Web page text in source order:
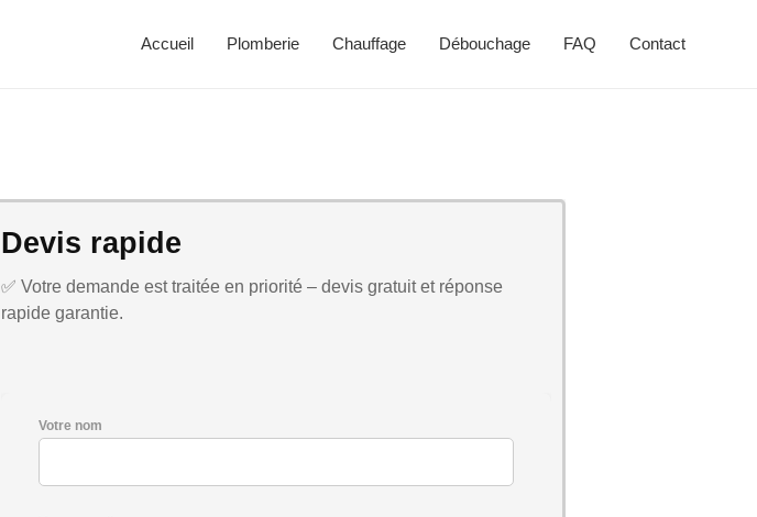
Accueil Plomberie Chauffage Débouchage FAQ Contact
Devis rapide
✅ Votre demande est traitée en priorité – devis gratuit et réponse
rapide garantie.
Votre nom